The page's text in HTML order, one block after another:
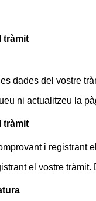
tràmit
dades del vostre
ni actualitzeu la
tràmit
i registrant
el vostre